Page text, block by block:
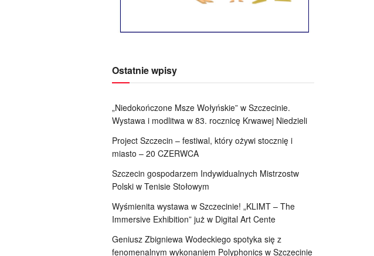
Ostatnie wpisy
„Niedokończone Msze Wołyńskie” w Szczecinie.
Wystawa i modlitwa w 83. rocznicę Krwawej Niedzieli
Project Szczecin – festiwal, który ożywi stocznię i
miasto – 20 CZERWCA
Szczecin gospodarzem Indywidualnych Mistrzostw
Polski w Tenisie Stołowym
Wyśmienita wystawa w Szczecinie! „KLIMT – The
Immersive Exhibition” już w Digital Art Cente
Geniusz Zbigniewa Wodeckiego spotyka się z
fenomenalnym wykonaniem Polyphonics w Szczecinie